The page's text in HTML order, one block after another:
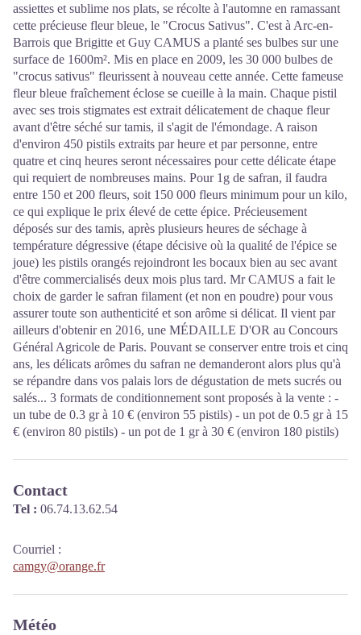
assiettes et sublime nos plats, se récolte à l'automne en ramassant
cette précieuse fleur bleue, le "Crocus Sativus". C'est à Arc-en-
Barrois que Brigitte et Guy CAMUS a planté ses bulbes sur une
surface de 1600m². Mis en place en 2009, les 30 000 bulbes de
"crocus sativus" fleurissent à nouveau cette année. Cette fameuse
fleur bleue fraîchement éclose se cueille à la main. Chaque pistil
avec ses trois stigmates est extrait délicatement de chaque fleur
avant d'être séché sur tamis, il s'agit de l'émondage. A raison
d'environ 450 pistils extraits par heure et par personne, entre
quatre et cinq heures seront nécessaires pour cette délicate étape
qui requiert de nombreuses mains. Pour 1g de safran, il faudra
entre 150 et 200 fleurs, soit 150 000 fleurs minimum pour un kilo,
ce qui explique le prix élevé de cette épice. Précieusement
déposés sur des tamis, après plusieurs heures de séchage à
température dégressive (étape décisive où la qualité de l'épice se
joue) les pistils orangés rejoindront les bocaux bien au sec avant
d'être commercialisés deux mois plus tard. Mr CAMUS a fait le
choix de garder le safran filament (et non en poudre) pour vous
assurer toute son authenticité et son arôme si délicat. Il vient par
ailleurs d'obtenir en 2016, une MÉDAILLE D'OR au Concours
Général Agricole de Paris. Pouvant se conserver entre trois et cinq
ans, les délicats arômes du safran ne demanderont alors plus qu'à
se répandre dans vos palais lors de dégustation de mets sucrés ou
salés... 3 formats de conditionnement sont proposés à la vente : -
un tube de 0.3 gr à 10 € (environ 55 pistils) - un pot de 0.5 gr à 15
€ (environ 80 pistils) - un pot de 1 gr à 30 € (environ 180 pistils)
Contact
Tel : 06.74.13.62.54
Courriel :
camgy@orange.fr
Météo